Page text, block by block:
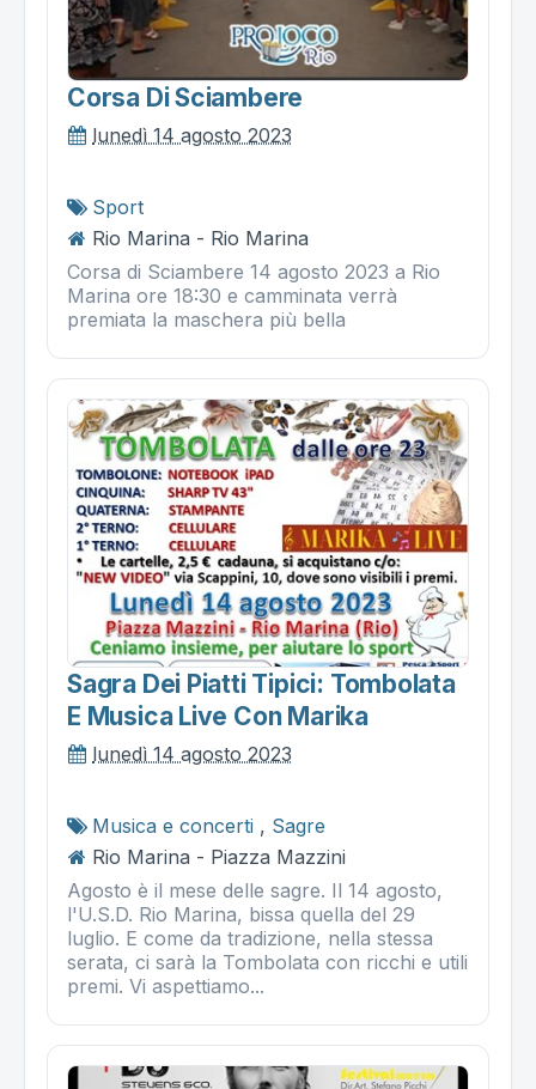
Corsa Di Sciambere
lunedì 14 agosto 2023
Sport
Rio Marina - Rio Marina
Corsa di Sciambere 14 agosto 2023 a Rio
Marina ore 18:30 e camminata verrà
premiata la maschera più bella
Sagra Dei Piatti Tipici: Tombolata
E Musica Live Con Marika
lunedì 14 agosto 2023
Musica e concerti , Sagre
Rio Marina - Piazza Mazzini
Agosto è il mese delle sagre. Il 14 agosto,
l'U.S.D. Rio Marina, bissa quella del 29
luglio. E come da tradizione, nella stessa
serata, ci sarà la Tombolata con ricchi e utili
premi. Vi aspettiamo...